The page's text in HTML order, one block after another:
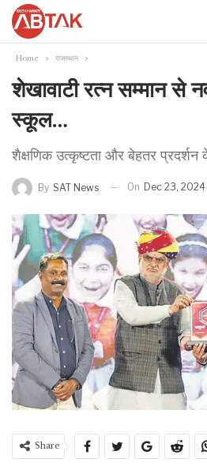
Home राजस्थान
शेखावाटी रत्न सम्मान से
स्कूल…
शैक्षणिक उत्कृष्टता और बेहतर प्रदर्शन
By SAT News On Dec 23, 2024
Share